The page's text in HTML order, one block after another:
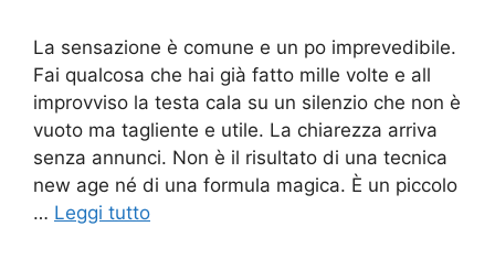
La sensazione è comune e un po imprevedibile.
Fai qualcosa che hai già fatto mille volte e all
improvviso la testa cala su un silenzio che non è
vuoto ma tagliente e utile. La chiarezza arriva
senza annunci. Non è il risultato di una tecnica
new age né di una formula magica. È un piccolo
… Leggi tutto